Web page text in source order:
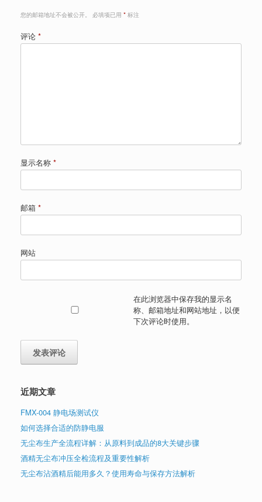
您的邮箱地址不会被公开。 必填项已用 * 标注
评论 *
显示名称 *
邮箱 *
网站
在此浏览器中保存我的显示名
称、邮箱地址和网站地址，以便
下次评论时使用。
近期文章
FMX-004 静电场测试仪
如何选择合适的防静电服
无尘布生产全流程详解：从原料到成品的8大关键步骤
酒精无尘布冲压全检流程及重要性解析
无尘布沾酒精后能用多久？使用寿命与保存方法解析